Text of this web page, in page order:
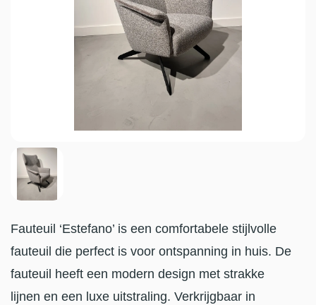
Fauteuil ‘Estefano’ is een comfortabele stijlvolle
fauteuil die perfect is voor ontspanning in huis. De
fauteuil heeft een modern design met strakke
lijnen en een luxe uitstraling. Verkrijgbaar in